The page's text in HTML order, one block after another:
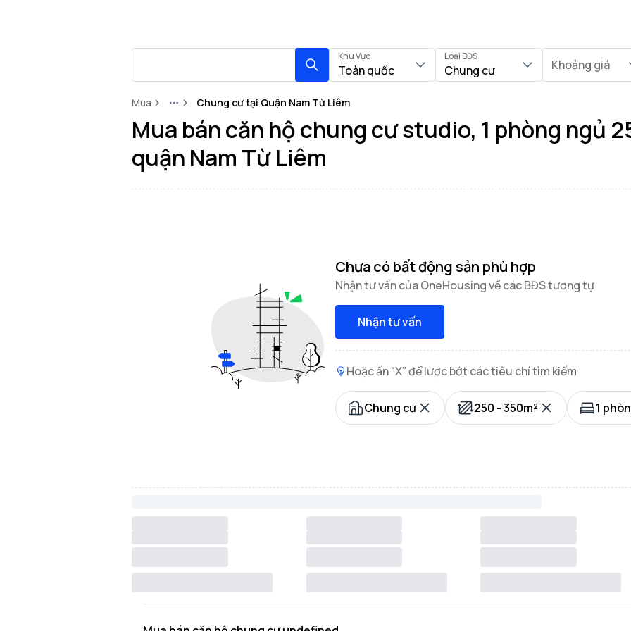
Khu Vực
Toàn quốc
Loại BĐS
Chung cư Khoảng giá
Mua MoreChung cư tại Quận Nam Từ Liêm
Mua bán căn hộ chung cư studio, 1 phòng ngủ
quận Nam Từ Liêm
Chưa có bất động sản phù hợp
Nhận tư vấn của OneHousing về các BĐS tương tự
Nhận tư vấn
Hoặc ấn “X” để lược bớt các tiêu chí tìm kiếm
Chung cư 250 - 350m² 1